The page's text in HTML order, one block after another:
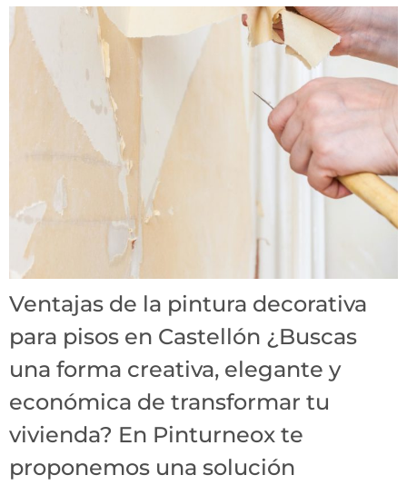
Ventajas de la pintura decorativa
para pisos en Castellón ¿Buscas
una forma creativa, elegante y
económica de transformar tu
vivienda? En Pinturneox te
proponemos una solución